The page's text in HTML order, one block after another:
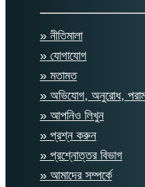
» নীতিমালা
» যোগাযোগ
» মতামত
» অভিযোগ, অনুরোধ,
» আপনিও লিখুন
» প্রশ্ন করুন
» প্রশ্নোত্তর বিভাগ
» আমাদের সম্পর্কে